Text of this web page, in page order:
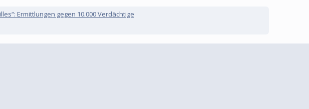
Ermittlungen gegen 10.000 Verdächtige